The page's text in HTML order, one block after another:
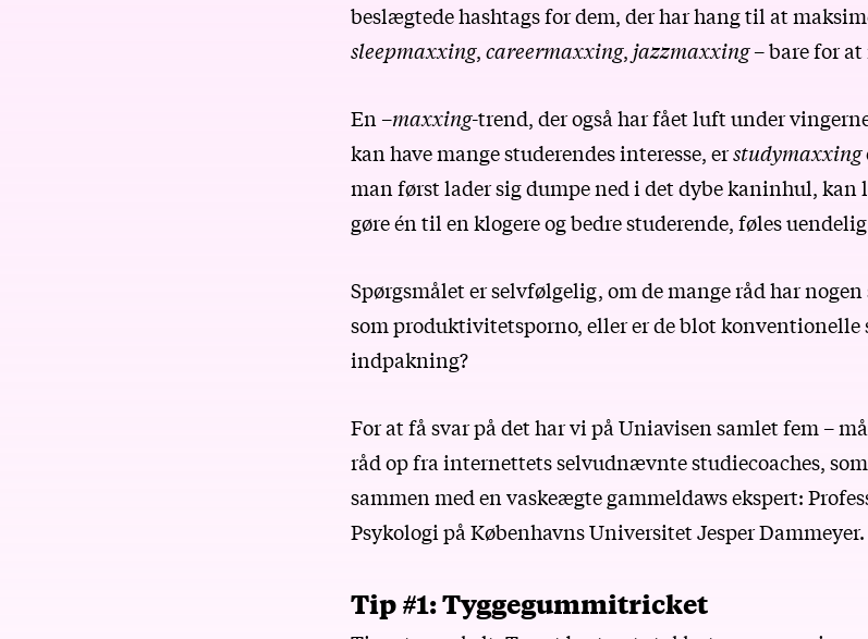
beslægtede hashtags for dem, der har hang til at
sleepmaxxing,careermaxxing, jazzmaxxing– bare for
En –maxxing-trend, der også har fået luft under
kan have mange studerendes interesse, erstudymaxxing
man først lader sig dumpe ned i det dybe kaninhul,
gøre én til en klogere og bedre studerende, føles
Spørgsmålet er selvfølgelig, om de mange råd har
som produktivitetsporno, eller er de blot
indpakning?
For at få svar på det har vi på Uniavisen samlet fem –
råd op fra internettets selvudnævnte studiecoaches,
sammen med en vaskeægte gammeldaws ekspert:
Psykologi på Københavns Universitet Jesper Dammeyer.
Tip #1: Tyggegummitricket